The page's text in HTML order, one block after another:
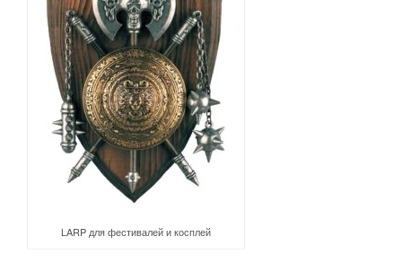
LARP для фестивалей и косплей